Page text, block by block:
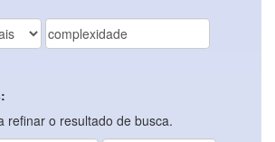
refinar o resultado de busca.